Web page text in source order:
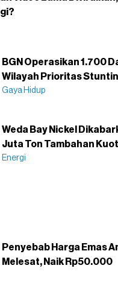
BGN Operasikan 1.700
Wilayah Prioritas
Gaya Hidup
Weda Bay Nickel
Juta Ton Tambahan
Energi
Penyebab Harga Emas
Melesat, Naik Rp50.000